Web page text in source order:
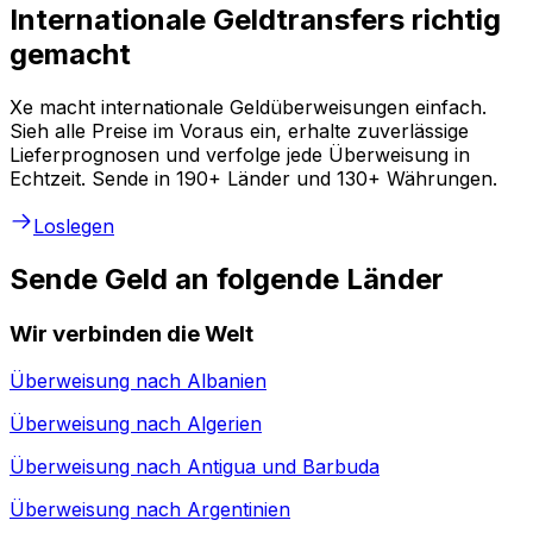
Internationale Geldtransfers richtig
gemacht
Xe macht internationale Geldüberweisungen einfach.
Sieh alle Preise im Voraus ein, erhalte zuverlässige
Lieferprognosen und verfolge jede Überweisung in
Echtzeit. Sende in 190+ Länder und 130+ Währungen.
Loslegen
Sende Geld an folgende Länder
Wir verbinden die Welt
Überweisung nach Albanien
Überweisung nach Algerien
Überweisung nach Antigua und Barbuda
Überweisung nach Argentinien